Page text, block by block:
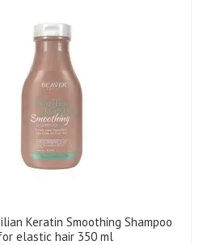
Keratin Smoothing Shampoo
elastic hair 350 ml